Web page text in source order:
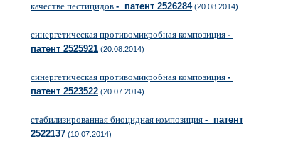
качестве пестицидов - патент 2526284(20.08.2014)
синергетическая противомикробная композиция -
патент 2525921 (20.08.2014)
синергетическая противомикробная композиция -
патент 2523522 (20.07.2014)
стабилизированная биоцидная композиция - патент
2522137 (10.07.2014)